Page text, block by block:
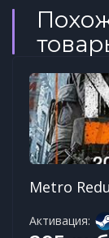
Metro
Активация: